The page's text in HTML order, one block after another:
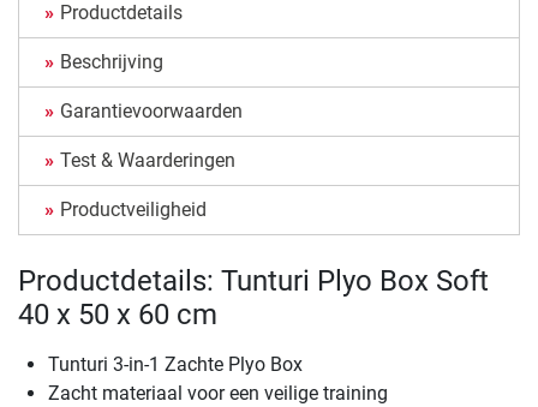
Productdetails
Beschrijving
Garantievoorwaarden
Test & Waarderingen
Productveiligheid
Productdetails: Tunturi Plyo Box Soft
40 x 50 x 60 cm
Tunturi 3-in-1 Zachte Plyo Box
Zacht materiaal voor een veilige training